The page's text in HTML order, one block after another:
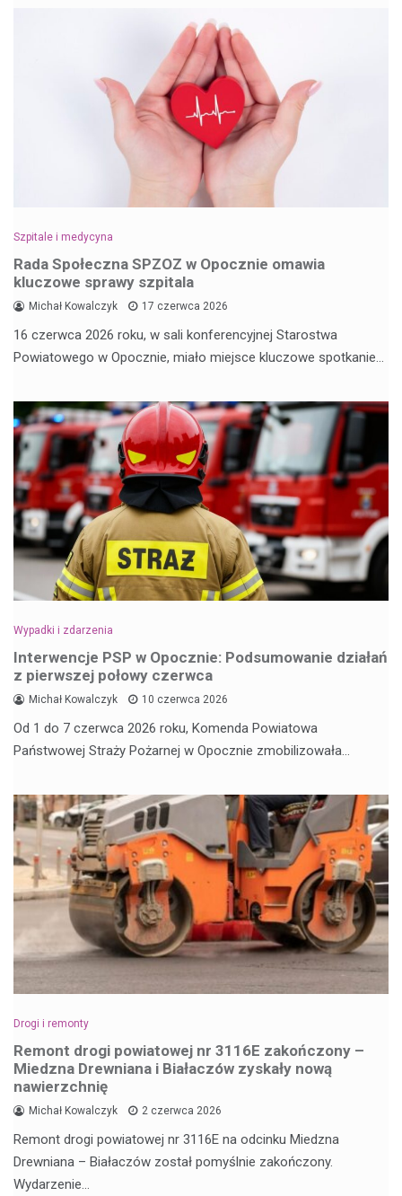
Szpitale i medycyna
Rada Społeczna SPZOZ w Opocznie omawia
kluczowe sprawy szpitala
Michał Kowalczyk 17 czerwca 2026
16 czerwca 2026 roku, w sali konferencyjnej Starostwa
Powiatowego w Opocznie, miało miejsce kluczowe spotkanie…
Wypadki i zdarzenia
Interwencje PSP w Opocznie: Podsumowanie działań
z pierwszej połowy czerwca
Michał Kowalczyk 10 czerwca 2026
Od 1 do 7 czerwca 2026 roku, Komenda Powiatowa
Państwowej Straży Pożarnej w Opocznie zmobilizowała…
Drogi i remonty
Remont drogi powiatowej nr 3116E zakończony –
Miedzna Drewniana i Białaczów zyskały nową
nawierzchnię
Michał Kowalczyk 2 czerwca 2026
Remont drogi powiatowej nr 3116E na odcinku Miedzna
Drewniana – Białaczów został pomyślnie zakończony.
Wydarzenie…